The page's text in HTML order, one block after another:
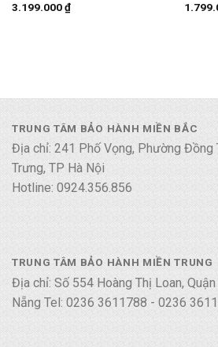
3.199.000₫
TRUNG TÂM BẢO HÀNH MIỀN BẮC
Địa chỉ: 241 Phố Vọng, Phường Đồng
Trưng, TP Hà Nội
Hotline: 0924.356.856
TRUNG TÂM BẢO HÀNH MIỀN TRUNG
Địa chỉ: Số 554 Hoàng Thị Loan,
Nẵng Tel: 0236 3611788 - 0236